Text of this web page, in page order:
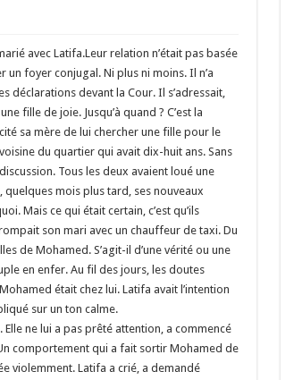
avec Latifa.Leur relation n’était pas basée
foyer conjugal. Ni plus ni moins. Il n’a
déclarations devant la Cour. Il s’adressait,
fille de joie. Jusqu’à quand ? C’est la
sa mère de lui chercher une fille pour le
du quartier qui avait dix-huit ans. Sans
Tous les deux avaient loué une
mois plus tard, ses nouveaux
Mais ce qui était certain, c’est qu’ils
son mari avec un chauffeur de taxi. Du
de Mohamed. S’agit-il d’une vérité ou une
en enfer. Au fil des jours, les doutes
était chez lui. Latifa avait l’intention
sur un ton calme.
ne lui a pas prêté attention, a commencé
comportement qui a fait sortir Mohamed de
violemment. Latifa a crié, a demandé